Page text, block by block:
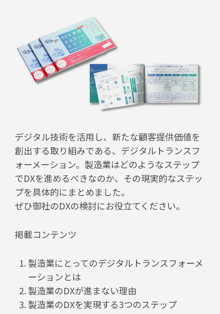
デジタル技術を活用し、新たな顧客提供価値を
創出する取り組みである、デジタルトランスフ
ォーメーション。製造業はどのようなステップ
でDXを進めるべきなのか、その現実的なステッ
プを具体的にまとめました。
ぜひ御社のDXの検討にお役立てください。
掲載コンテンツ
製造業にとってのデジタルトランスフォーメ
ーションとは
製造業のDXが進まない理由
製造業のDXを実現する3つのステップ